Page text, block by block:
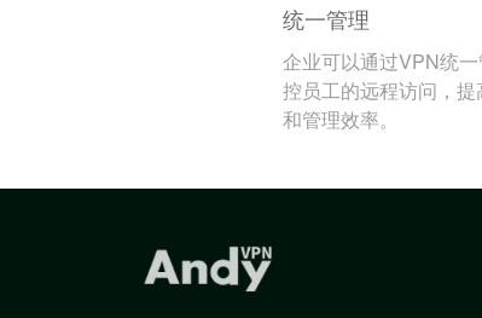
统一管理
企业可以通过VPN统
控员工的远程访问，提
和管理效率。